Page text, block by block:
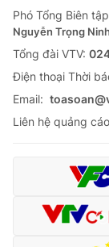
Phó Tổng Biên
Nguyễn Trọng Ninh
Tổng đài VTV:
Ðiện thoại Thời
Email:
Liên hệ quảng